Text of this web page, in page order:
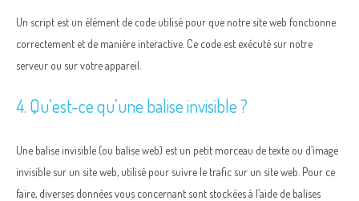
Un script est un élément de code utilisé pour que notre site web fonctionne
correctement et de manière interactive. Ce code est exécuté sur notre
serveur ou sur votre appareil.
4. Qu’est-ce qu’une balise invisible ?
Une balise invisible (ou balise web) est un petit morceau de texte ou d’image
invisible sur un site web, utilisé pour suivre le trafic sur un site web. Pour ce
faire, diverses données vous concernant sont stockées à l’aide de balises